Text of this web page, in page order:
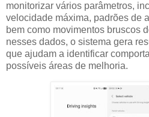
monitorizar vários parâmetros,
velocidade máxima, padrões de
bem como movimentos bruscos
nesses dados, o sistema gera
que ajudam a identificar
possíveis áreas de melhoria.